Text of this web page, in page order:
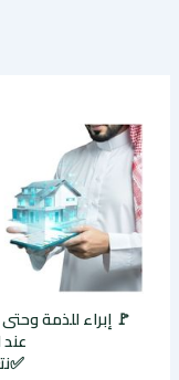
🚩 إبراء للذمة